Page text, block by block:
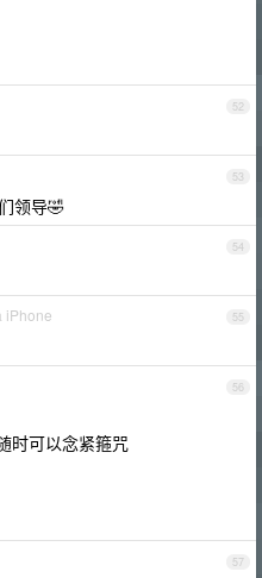
52
53
领导🤣
54
55
iPhone
56
时可以念紧箍咒
57